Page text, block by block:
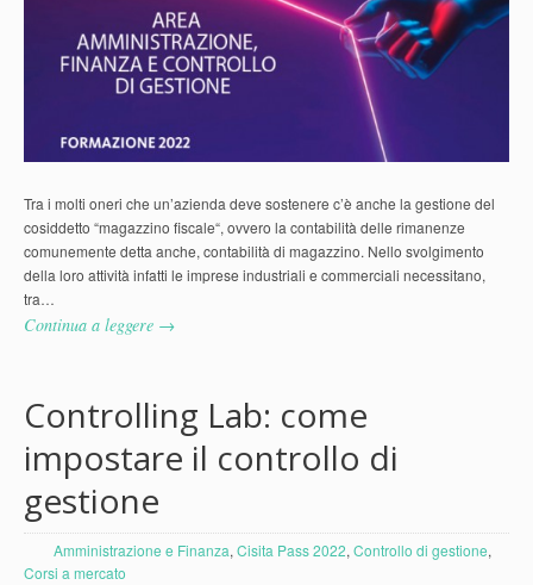
Tra i molti oneri che un’azienda deve sostenere c’è anche la gestione del
cosiddetto “magazzino fiscale“, ovvero la contabilità delle rimanenze
comunemente detta anche, contabilità di magazzino. Nello svolgimento
della loro attività infatti le imprese industriali e commerciali necessitano,
tra…
Continua a leggere →
Controlling Lab: come
impostare il controllo di
gestione
Amministrazione e Finanza,Cisita Pass 2022,Controllo di gestione,
Corsi a mercato